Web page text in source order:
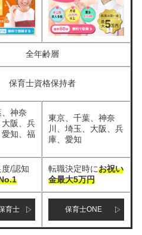
全年齢層
保育士資格保持者
神奈
大阪、兵
知、福
東京、千葉、神奈
川、埼玉、大阪、兵
庫、愛知
/認知
転職決定時にお祝い
金最大5万円
育士 保育士ONE